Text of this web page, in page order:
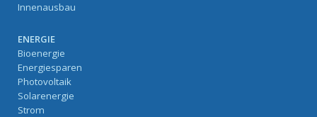
Innenausbau
ENERGIE
Bioenergie
Energiesparen
Photovoltaik
Solarenergie
Strom